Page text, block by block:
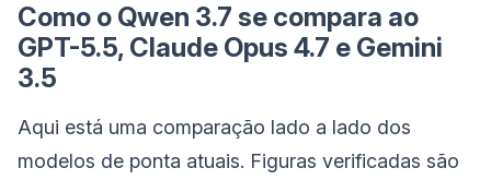
Como o Qwen 3.7 se compara ao
GPT-5.5, Claude Opus 4.7 e Gemini
3.5
Aqui está uma comparação lado a lado dos
modelos de ponta atuais. Figuras verificadas são